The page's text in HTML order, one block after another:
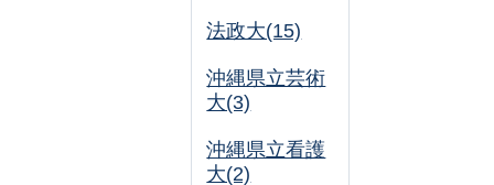
法政大(15)
沖縄県立芸術
大(3)
沖縄県立看護
大(2)